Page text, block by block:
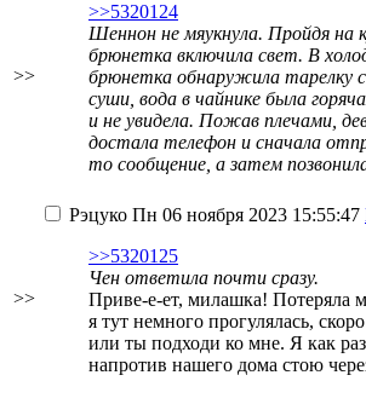
>>
>>5320124
Шеннон не мяукнула. Пройдя на
брюнетка включила свет. В
брюнетка обнаружила тарелку
суши, вода в чайнике была
и не увидела. Пожав плечами,
достала телефон и сначала
то сообщение, а затем
>>
Рэцуко Пн 06 ноября 2023 15:55:47
>>5320125
Чен ответила почти сразу.
Приве-е-ет, милашка! Потеряла
я тут немного прогулялась,
или ты подходи ко мне. Я как
напротив нашего дома стою